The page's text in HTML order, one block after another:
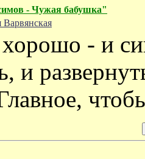
- Чужая бабушка"
- и
и